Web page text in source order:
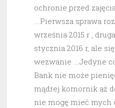
ochronie przed
….Pierwsza sprawa
września 2015 r ,
stycznia 2016 r, ale
wezwanie ….Jedyne
Bank nie może
mądrej komornik aż
nie mogę mieć mych